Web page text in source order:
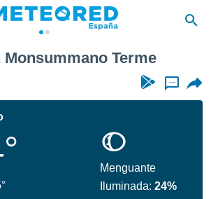
Monsummano Terme
...
Menguante
Iluminada:24%